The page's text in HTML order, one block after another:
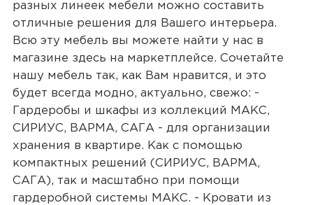
разных линеек мебели можно составить
отличные решения для Вашего интерьера.
Всю эту мебель вы можете найти у нас в
магазине здесь на маркетплейсе. Сочетайте
нашу мебель так, как Вам нравится, и это
будет всегда модно, актуально, свежо: -
Гардеробы и шкафы из коллекций МАКС,
СИРИУС, ВАРМА, САГА - для организации
хранения в квартире. Как с помощью
компактных решений (СИРИУС, ВАРМА,
САГА), так и масштабно при помощи
гардеробной системы МАКС. - Кровати из